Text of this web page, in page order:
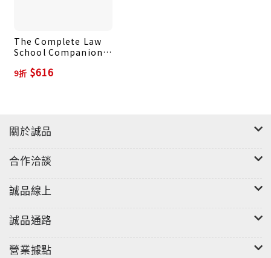
The Complete Law
School Companion:
America's Most
9折 $616
關於誠品
合作洽談
誠品線上
誠品通路
營業據點